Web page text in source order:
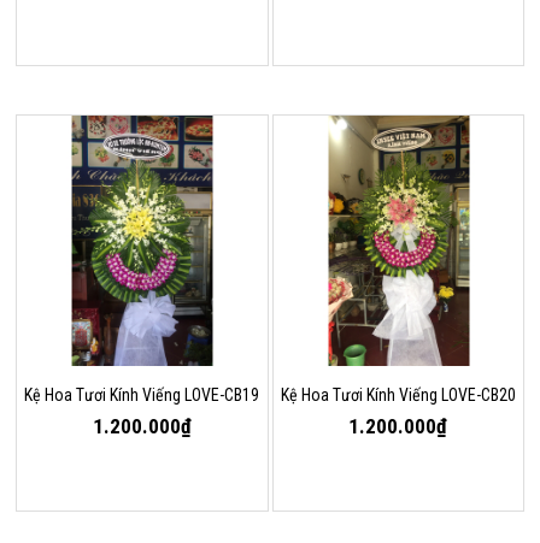
Kệ Hoa Tươi Kính Viếng LOVE-CB19
1.200.000₫
Kệ Hoa Tươi Kính Viếng LOVE-CB20
1.200.000₫